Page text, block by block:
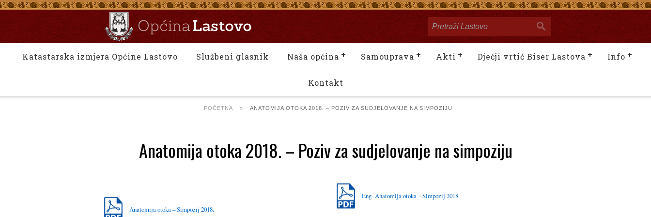
Katastarska izmjera Općine Lastovo Službeni glasnik Naša općina Samouprava Akti Dječji vrtić Biser Lastova Info
Kontakt
POČETNA » ANATOMIJA OTOKA 2018. – POZIV ZA SUDJELOVANJE NA SIMPOZIJU
Anatomija otoka 2018. – Poziv za sudjelovanje na simpoziju
Anatomija otoka – Simpozij 2018.
Eng- Anatomija otoka – Simpozij 2018.